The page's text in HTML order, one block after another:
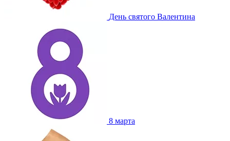
День святого Валентина
8 марта